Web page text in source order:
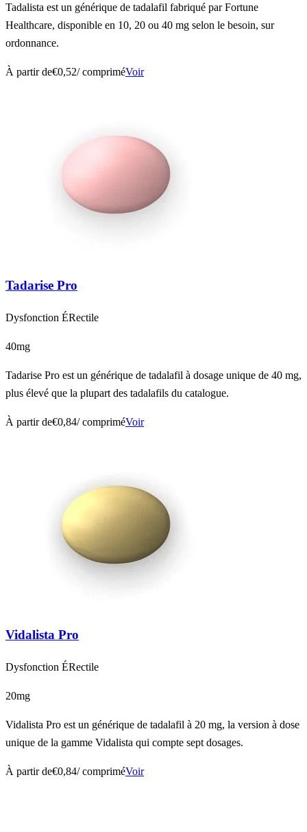
Tadalista est un générique de tadalafil fabriqué par Fortune
Healthcare, disponible en 10, 20 ou 40 mg selon le besoin, sur
ordonnance.
À partir de€0,52/ compriméVoir
Tadarise Pro
Dysfonction ÉRectile
40mg
Tadarise Pro est un générique de tadalafil à dosage unique de 40 mg,
plus élevé que la plupart des tadalafils du catalogue.
À partir de€0,84/ compriméVoir
Vidalista Pro
Dysfonction ÉRectile
20mg
Vidalista Pro est un générique de tadalafil à 20 mg, la version à dose
unique de la gamme Vidalista qui compte sept dosages.
À partir de€0,84/ compriméVoir